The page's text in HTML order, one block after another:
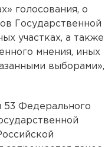
голосования, о
Государственной
участках, а также
мнения, иных
выборами»,
53 Федерального